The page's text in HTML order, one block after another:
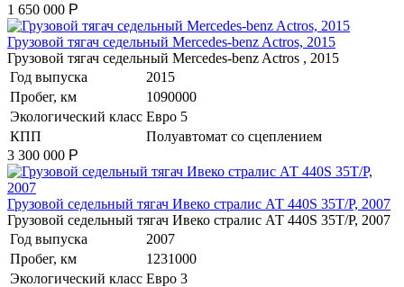
1 650 000 Р
Грузовой тягач седельный Mercedes-benz Actros, 2015
Грузовой тягач седельный Mercedes-benz Actros , 2015
Год выпуска
2015
Пробег, км
1090000
Экологический класс Евро 5
КПП
Полуавтомат со сцеплением
3 300 000 Р
Грузовой седельный тягач Ивеко стралис АТ 440S 35T/P, 2007
Грузовой седельный тягач Ивеко стралис АТ 440S 35T/P, 2007
Год выпуска
2007
Пробег, км
1231000
Экологический класс Евро 3